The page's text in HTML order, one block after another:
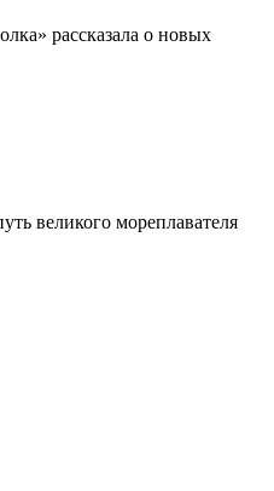
рассказала о новых
великого мореплавателя